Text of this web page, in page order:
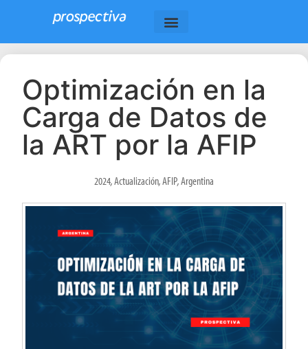
Optimización en la
Carga de Datos de
la ART por la AFIP
2024,Actualización,AFIP,Argentina